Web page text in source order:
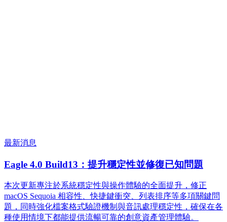
最新消息
Eagle 4.0 Build13：提升穩定性並修復已知問題
本次更新專注於系統穩定性與操作體驗的全面提升，修正
macOS Sequoia 相容性、快捷鍵衝突、列表排序等多項關鍵問
題，同時強化檔案格式驗證機制與音訊處理穩定性，確保在各
種使用情境下都能提供流暢可靠的創意資產管理體驗。